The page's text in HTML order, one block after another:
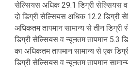
सेल्सियस अधिक 29.1 डिग्री सेल्सियस व
दो डिग्री सेल्सियस अधिक 12.2 डिग्री
अधिकतम तापमान सामान्य से तीन
डिग्री सेल्सियस व न्यूनतम तापमान 5.3
का अधिकतम तापमान सामान्य से एक
डिग्री सेल्सियस व न्यूनतम तापमान